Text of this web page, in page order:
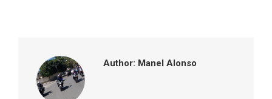
Author: Manel Alonso